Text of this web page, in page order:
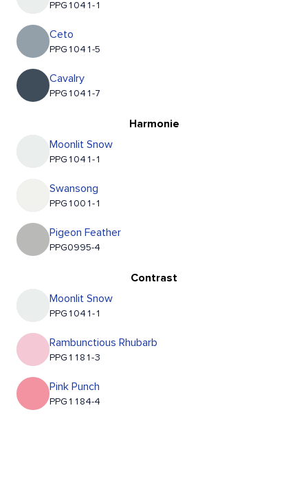
PPG1041-1
Ceto
PPG1041-5
Cavalry
PPG1041-7
Harmonie
Moonlit Snow
PPG1041-1
Swansong
PPG1001-1
Pigeon Feather
PPG0995-4
Contrast
Moonlit Snow
PPG1041-1
Rambunctious Rhubarb
PPG1181-3
Pink Punch
PPG1184-4